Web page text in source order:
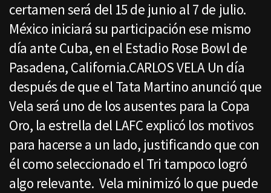
certamen será del 15 de junio al 7 de julio.
México iniciará su participación ese mismo
día ante Cuba, en el Estadio Rose Bowl de
Pasadena, California.CARLOS VELA Un día
después de que el Tata Martino anunció que
Vela será uno de los ausentes para la Copa
Oro, la estrella del LAFC explicó los motivos
para hacerse a un lado, justificando que con
él como seleccionado el Tri tampoco logró
algo relevante. Vela minimizó lo que puede